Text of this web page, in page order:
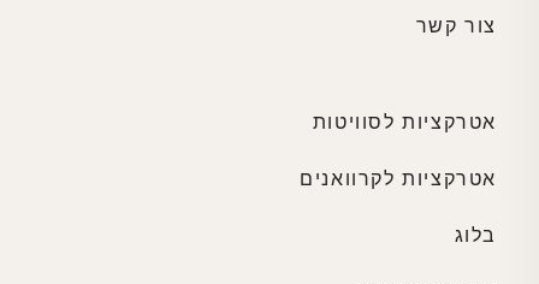
צור קשר
אטרקציות לסוויטות
אטרקציות לקרוואנים
בלוג